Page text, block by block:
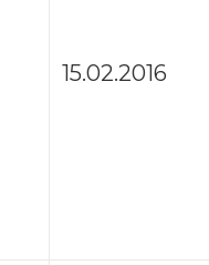
15.02.2016